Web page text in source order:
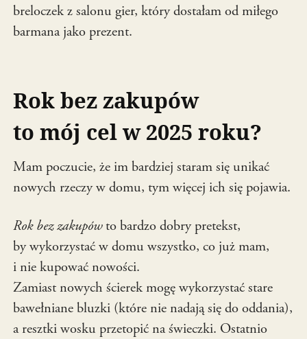
breloczek z salonu gier, który dostałam od miłego
barmana jako prezent.
Rok bez zakupów
to mój cel w 2025 roku?
Mam poczucie, że im bardziej staram się unikać
nowych rzeczy w domu, tym więcej ich się pojawia.
Rok bez zakupówto bardzo dobry pretekst,
by wykorzystać w domu wszystko, co już mam,
i nie kupować nowości.
Zamiast nowych ścierek mogę wykorzystać stare
bawełniane bluzki (które nie nadają się do oddania),
a resztki wosku przetopić na świeczki. Ostatnio